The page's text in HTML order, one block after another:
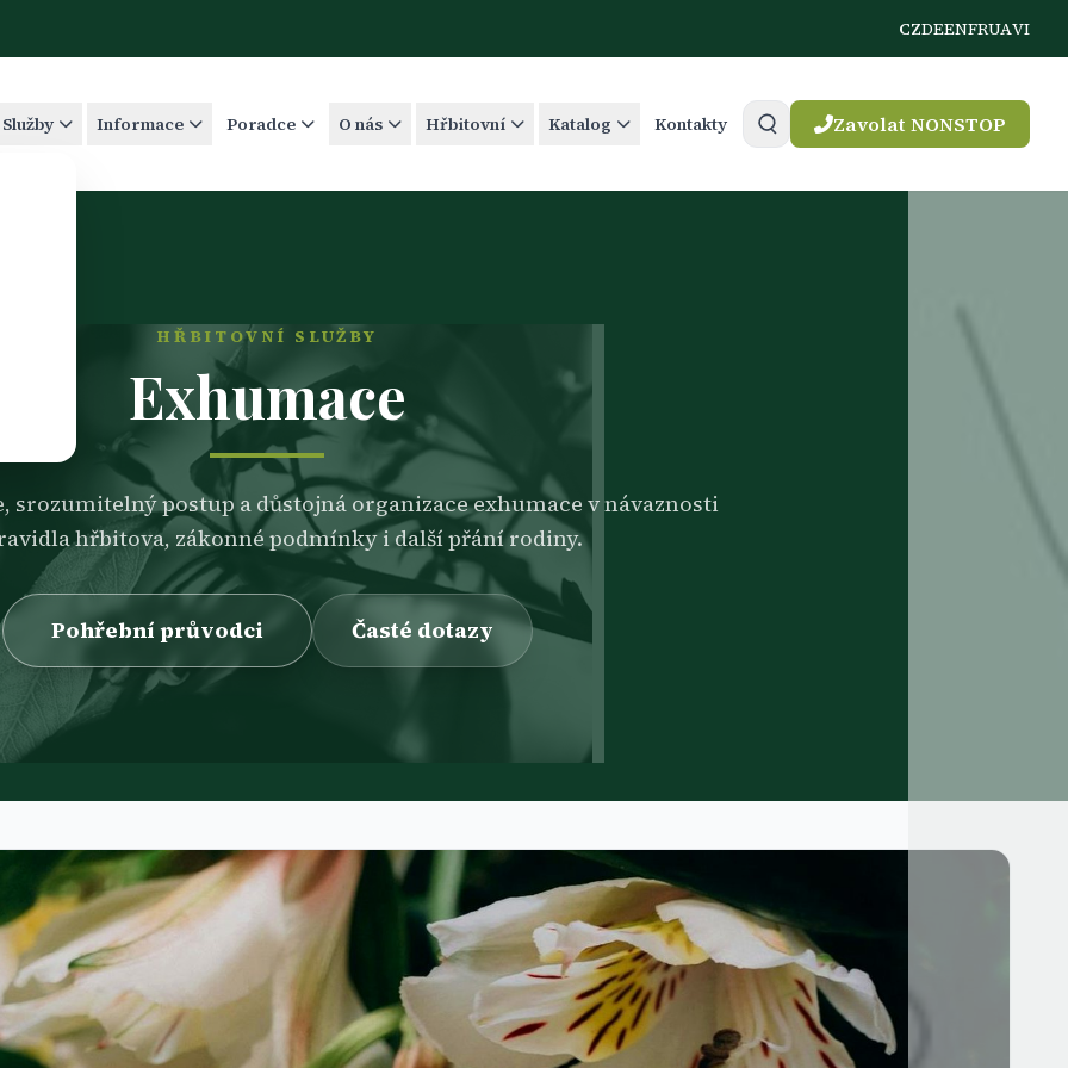
CZDEENFRUAVI
Služby Informace Poradce O nás Hřbitovní Katalog Kontakty Zavolat NONSTOP
HŘBITOVNÍ SLUŽBY
Exhumace
srozumitelný postup a důstojná organizace exhumace v návaznosti
hřbitova, zákonné podmínky i další přání rodiny.
Pohřební průvodci Časté dotazy